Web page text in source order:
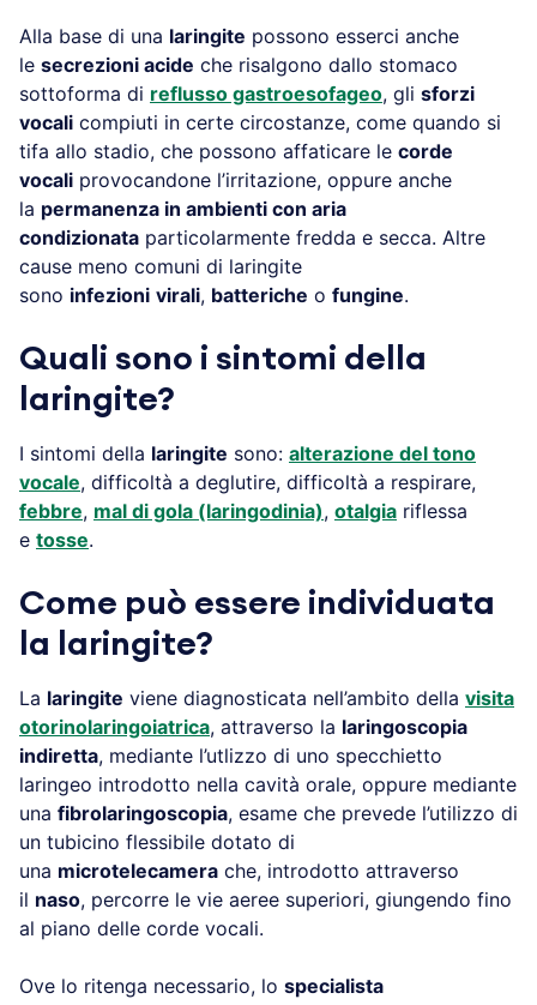
Alla base di una laringite possono esserci anche
le secrezioni acide che risalgono dallo stomaco
sottoforma di reflusso gastroesofageo, gli sforzi
vocali compiuti in certe circostanze, come quando si
tifa allo stadio, che possono affaticare le corde
vocali provocandone l’irritazione, oppure anche
la permanenza in ambienti con aria
condizionata particolarmente fredda e secca. Altre
cause meno comuni di laringite
sono infezioni virali, batteriche o fungine.
Quali sono i sintomi della
laringite?
I sintomi della laringite sono: alterazione del tono
vocale, difficoltà a deglutire, difficoltà a respirare,
febbre, mal di gola (laringodinia), otalgia riflessa
e tosse.
Come può essere individuata
la laringite?
La laringite viene diagnosticata nell’ambito della visita
otorinolaringoiatrica, attraverso la laringoscopia
indiretta, mediante l’utlizzo di uno specchietto
laringeo introdotto nella cavità orale, oppure mediante
una fibrolaringoscopia, esame che prevede l’utilizzo di
un tubicino flessibile dotato di
una microtelecamera che, introdotto attraverso
il naso, percorre le vie aeree superiori, giungendo fino
al piano delle corde vocali.
Ove lo ritenga necessario, lo specialista